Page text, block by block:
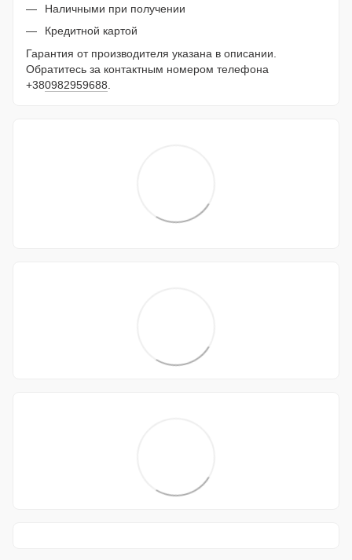
Наличными при получении
Кредитной картой
Гарантия от производителя указана в описании.
Обратитесь за контактным номером телефона
+380982959688